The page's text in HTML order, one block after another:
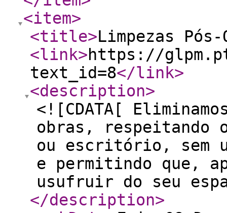
<item>
<title>Limpezas Pós-
<link>https://
text_id=8</link>
<description>
<![CDATA[
obras, respeitando
ou escritório, sem
e permitindo que,
usufruir do seu
</description>